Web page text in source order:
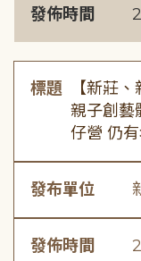
發佈時間
標題
【新莊
親子創藝
仔營 仍
發布單位
發佈時間